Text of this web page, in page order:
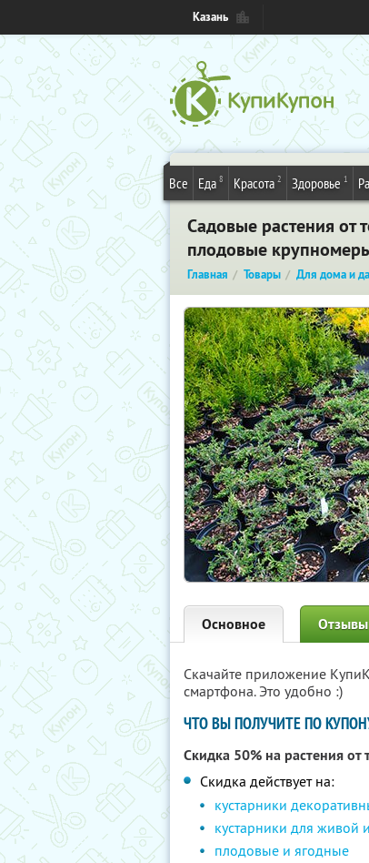
Казань
Все Еда 8 Красота 2 Здоровье 1
Садовые растения от
плодовые
Главная Товары Для дома и
Основное Отзывы
Скачайте приложение
смартфона. Это удобно :)
ЧТО ВЫ ПОЛУЧИТЕ ПО
Скидка 50% на растения от
Скидка действует на:
кустарники
кустарники для живой
плодовые и ягодные